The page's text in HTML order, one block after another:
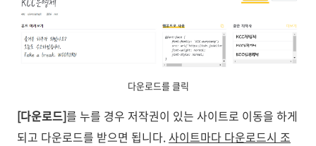
다운로드를 클릭
[다운로드]를 누를 경우 저작권이 있는 사이트로 이동을 하게
되고 다운로드를 받으면 됩니다.사이트마다 다운로드시 조